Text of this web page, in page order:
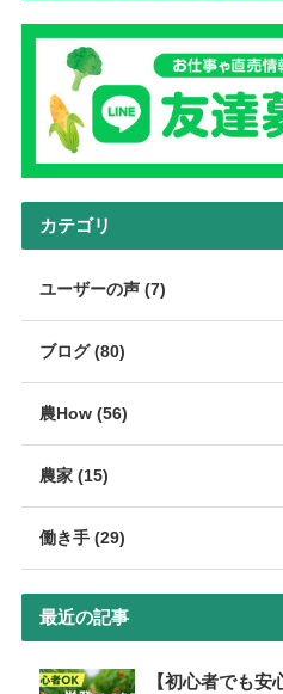
カテゴリ
ユーザーの声 (7)
ブログ (80)
農How (56)
農家 (15)
働き手 (29)
最近の記事
【初心者でも